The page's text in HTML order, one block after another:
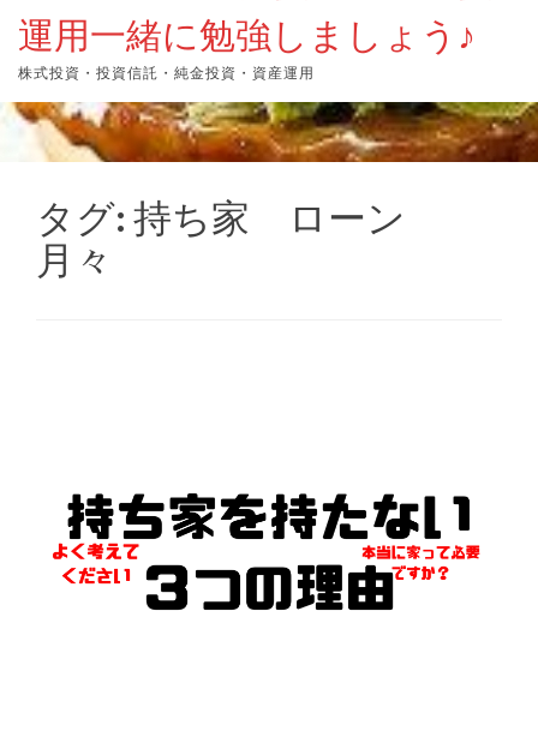
運用一緒に勉強しましょう♪
株式投資・投資信託・純金投資・資産運用
タグ: 持ち家 ローン
月々